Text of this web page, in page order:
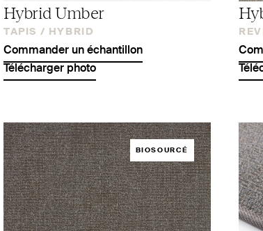
Hybrid Umber
TAPIS / HYBRID
Commander un échantillon
Télécharger photo
BIOSOURCÉ